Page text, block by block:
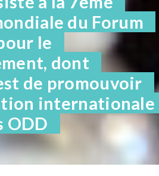
du Forum
le
dont
de promouvoir
internationale
ODD